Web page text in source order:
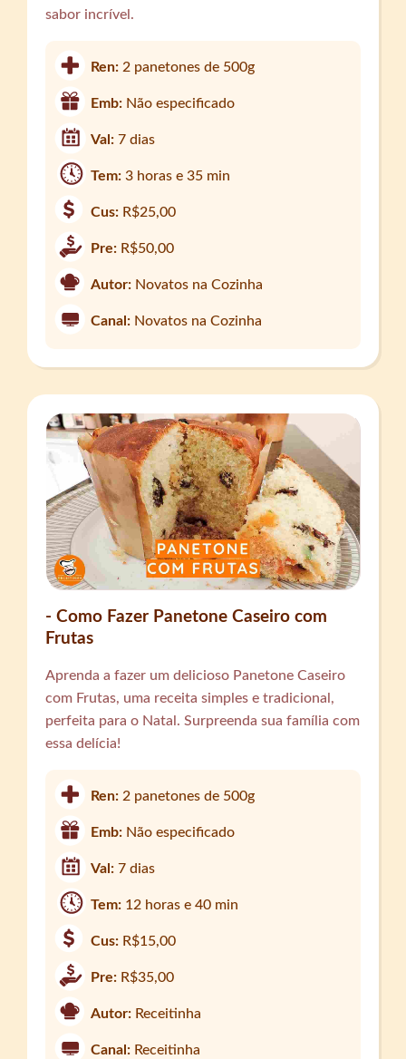
sabor incrível.
Ren: 2 panetones de 500g
Emb: Não especificado
Val:7 dias
Tem:3 horas e 35 min
Cus: R$25,00
Pre: R$50,00
Autor: Novatos na Cozinha
Canal: Novatos na Cozinha
- Como Fazer Panetone Caseiro com
Frutas
Aprenda a fazer um delicioso Panetone Caseiro
com Frutas, uma receita simples e tradicional,
perfeita para o Natal. Surpreenda sua família com
essa delícia!
Ren: 2 panetones de 500g
Emb: Não especificado
Val:7 dias
Tem: 12 horas e 40 min
Cus: R$15,00
Pre: R$35,00
Autor: Receitinha
Canal: Receitinha